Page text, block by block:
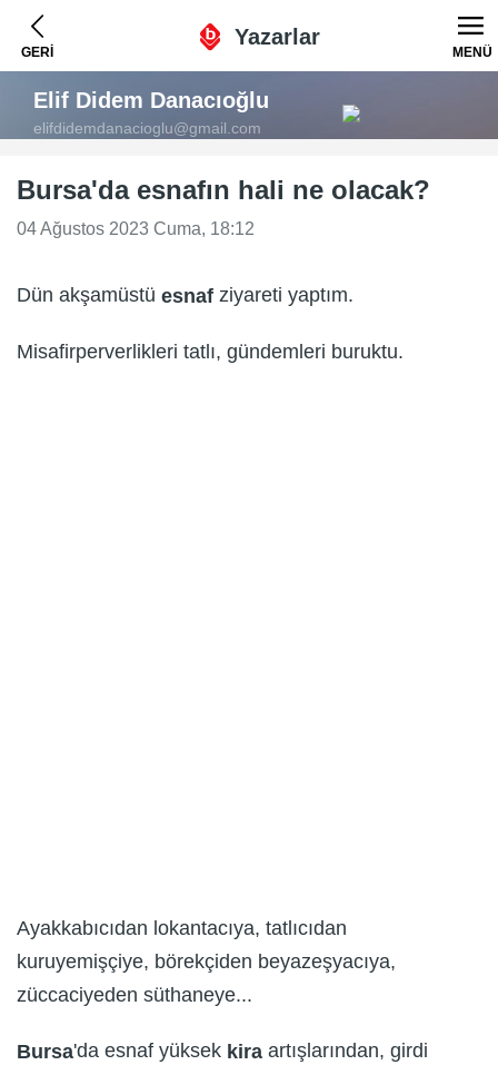
GERİ
Yazarlar
MENÜ
Elif Didem Danacıoğlu
elifdidemdanacioglu@gmail.com
Bursa'da esnafın hali ne olacak?
04 Ağustos 2023 Cuma, 18:12
Dün akşamüstü esnaf ziyareti yaptım.
Misafirperverlikleri tatlı, gündemleri buruktu.
Ayakkabıcıdan lokantacıya, tatlıcıdan
kuruyemişçiye, börekçiden beyazeşyacıya,
züccaciyeden süthaneye...
Bursa'da esnaf yüksek kira artışlarından, girdi